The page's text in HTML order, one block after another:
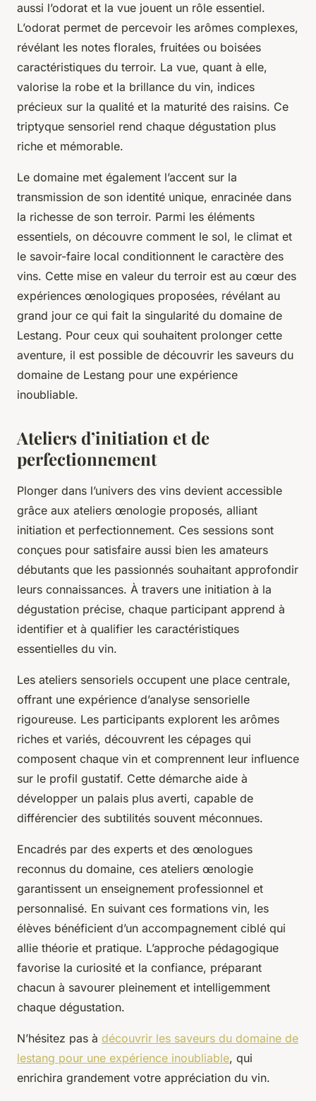
aussi l’odorat et la vue jouent un rôle essentiel.
L’odorat permet de percevoir les arômes complexes,
révélant les notes florales, fruitées ou boisées
caractéristiques du terroir. La vue, quant à elle,
valorise la robe et la brillance du vin, indices
précieux sur la qualité et la maturité des raisins. Ce
triptyque sensoriel rend chaque dégustation plus
riche et mémorable.
Le domaine met également l’accent sur la
transmission de son identité unique, enracinée dans
la richesse de son terroir. Parmi les éléments
essentiels, on découvre comment le sol, le climat et
le savoir-faire local conditionnent le caractère des
vins. Cette mise en valeur du terroir est au cœur des
expériences œnologiques proposées, révélant au
grand jour ce qui fait la singularité du domaine de
Lestang. Pour ceux qui souhaitent prolonger cette
aventure, il est possible de découvrir les saveurs du
domaine de Lestang pour une expérience
inoubliable.
Ateliers d’initiation et de
perfectionnement
Plonger dans l’univers des vins devient accessible
grâce aux ateliers œnologie proposés, alliant
initiation et perfectionnement. Ces sessions sont
conçues pour satisfaire aussi bien les amateurs
débutants que les passionnés souhaitant approfondir
leurs connaissances. À travers une initiation à la
dégustation précise, chaque participant apprend à
identifier et à qualifier les caractéristiques
essentielles du vin.
Les ateliers sensoriels occupent une place centrale,
offrant une expérience d’analyse sensorielle
rigoureuse. Les participants explorent les arômes
riches et variés, découvrent les cépages qui
composent chaque vin et comprennent leur influence
sur le profil gustatif. Cette démarche aide à
développer un palais plus averti, capable de
différencier des subtilités souvent méconnues.
Encadrés par des experts et des œnologues
reconnus du domaine, ces ateliers œnologie
garantissent un enseignement professionnel et
personnalisé. En suivant ces formations vin, les
élèves bénéficient d’un accompagnement ciblé qui
allie théorie et pratique. L’approche pédagogique
favorise la curiosité et la confiance, préparant
chacun à savourer pleinement et intelligemment
chaque dégustation.
N’hésitez pas à découvrir les saveurs du domaine de
lestang pour une expérience inoubliable, qui
enrichira grandement votre appréciation du vin.